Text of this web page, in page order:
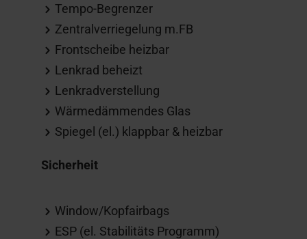
Tempo-Begrenzer
Zentralverriegelung m.FB
Frontscheibe heizbar
Lenkrad beheizt
Lenkradverstellung
Wärmedämmendes Glas
Spiegel (el.) klappbar & heizbar
Sicherheit
Window/Kopfairbags
ESP (el. Stabilitäts Programm)